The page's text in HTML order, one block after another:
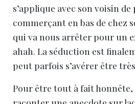
s’applique avec son voisin de
commerçant en bas de chez
qui va nous arrêter pour un
ahah. La séduction est
peut parfois s’avérer être
Pour être tout à fait honnête,